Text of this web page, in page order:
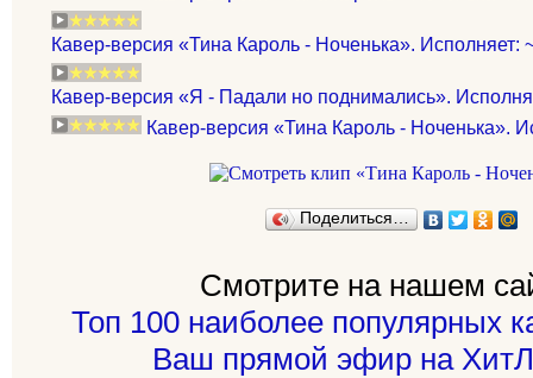
Кавер-версия «Тина Кароль - Ноченька». Исполняет:
Кавер-версия «Я - Падали но поднимались».
Кавер-версия «Тина Кароль - Ноченька».
Поделиться…
Смотрите на нашем
Топ 100 наиболее популярных
Ваш прямой эфир на